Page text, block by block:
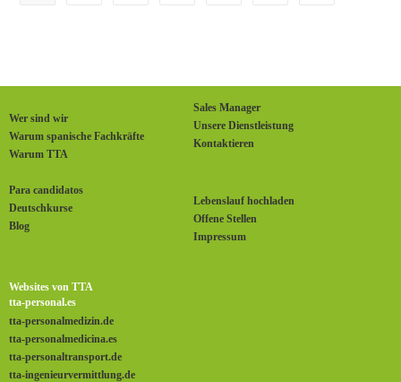
Wer sind wir
Warum spanische Fachkräfte
Warum TTA
Sales Manager
Unsere Dienstleistung
Kontaktieren
Para candidatos
Deutschkurse
Blog
Lebenslauf hochladen
Offene Stellen
Impressum
Websites von TTA
tta-personal.es
tta-personalmedizin.de
tta-personalmedicina.es
tta-personaltransport.de
tta-ingenieurvermittlung.de